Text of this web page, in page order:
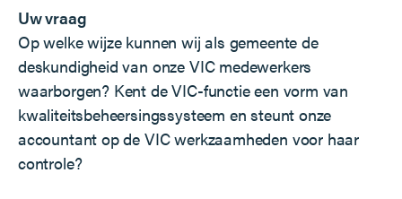
Uw vraag
Op welke wijze kunnen wij als gemeente de
deskundigheid van onze VIC medewerkers
waarborgen? Kent de VIC-functie een vorm van
kwaliteitsbeheersingssysteem en steunt onze
accountant op de VIC werkzaamheden voor haar
controle?